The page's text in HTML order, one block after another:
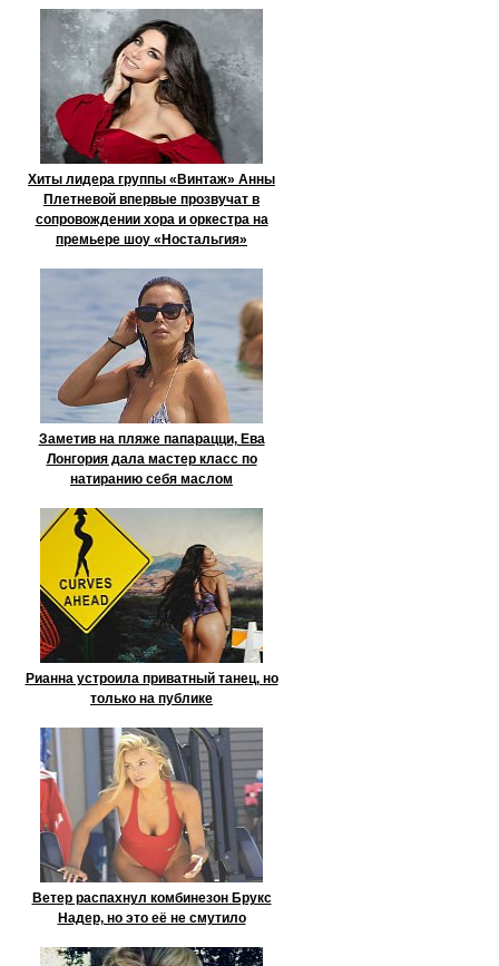
Хиты лидера группы «Винтаж» Анны
Плетневой впервые прозвучат в
сопровождении хора и оркестра на
премьере шоу «Ностальгия»
Заметив на пляже папарацци, Ева
Лонгория дала мастер класс по
натиранию себя маслом
Рианна устроила приватный танец, но
только на публике
Ветер распахнул комбинезон Брукс
Надер, но это её не смутило